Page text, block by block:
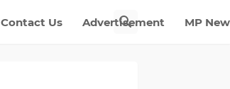
Contact Us Advertisement MP